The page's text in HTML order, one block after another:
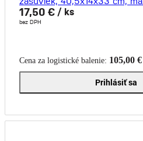
17,50 € / ks
bez DPH
Cena za logistické balenie: 105,00 €
Prihlásiť sa